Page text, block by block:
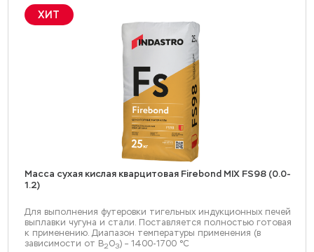
ХИТ
Масса сухая кислая кварцитовая Firebond MIX FS98 (0.0-
1.2)
Для выполнения футеровки тигельных индукционных печей
выплавки чугуна и стали. Поставляется полностью готовая
к применению. Диапазон температуры применения (в
зависимости от B2O3) – 1400-1700 °С